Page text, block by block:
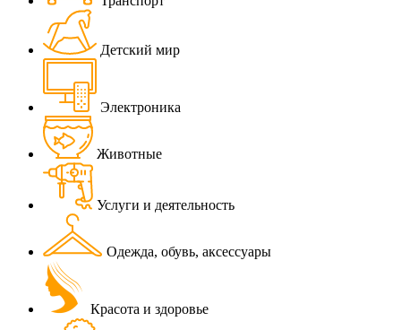
Детский мир
Электроника
Животные
Услуги и деятельность
Одежда, обувь, аксессуары
Красота и здоровье